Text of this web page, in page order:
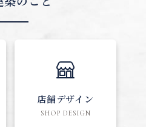
店舗デザイン
SHOP DESIGN